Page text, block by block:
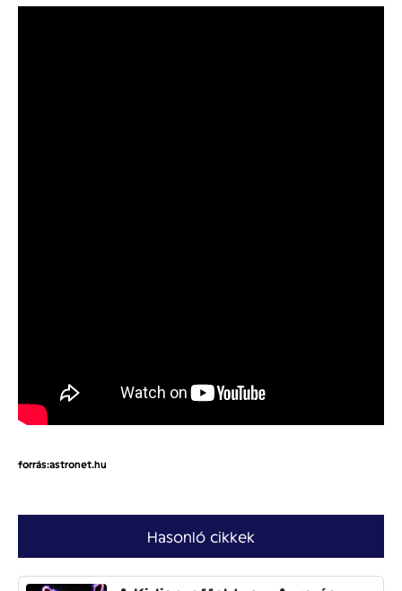
forrás:astronet.hu
Hasonló cikkek